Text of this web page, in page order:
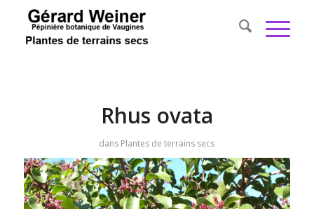
Rhus ovata
dans Plantes de terrains secs